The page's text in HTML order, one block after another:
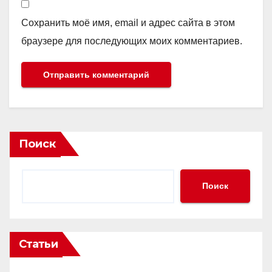
Сохранить моё имя, email и адрес сайта в этом
браузере для последующих моих комментариев.
Поиск
Поиск
Статьи